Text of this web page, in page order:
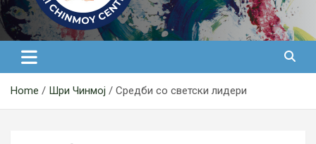
Медитација
Home Шри Чинмој Средби со светски лидери